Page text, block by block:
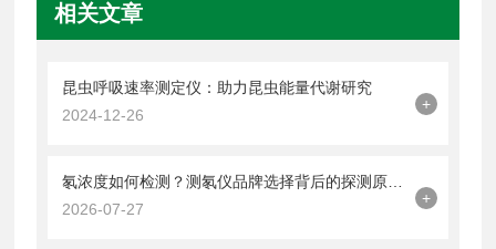
相关文章
昆虫呼吸速率测定仪：助力昆虫能量代谢研究
2024-12-26
+
氡浓度如何检测？测氡仪品牌选择背后的探测原理与应用场景分析
2026-07-27
+